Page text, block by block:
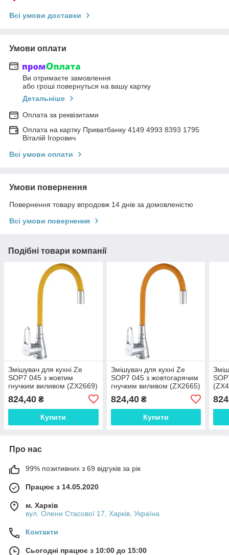
Всі умови доставки
Умови оплати
Ви отримаєте замовлення
або гроші повернуться на вашу картку
Детальніше
Оплата за реквізитами
Оплата на картку Приватбанку 4149 4993 8393 1795
Віталій Ігорович
Всі умови оплати
Умови повернення
Повернення товару впродовж 14 днів за домовленістю
Всі умови повернення
Подібні товари компанії
Змішувач для кухні Ze
SOP7 045 з жовтим
гнучким виливом (ZX2669)
824,40 ₴
Купити
Змішувач для кухні Ze
SOP7 045 з жовтогарячим
гнучким виливом (ZX2665)
824,40₴
Купити
Про нас
99% позитивних з 69 відгуків за рік
Працює з 14.05.2020
м. Харків
вул. Олени Стасової 17, Харків, Україна
Контакти
Сьогодні працює з 10:00 до 15:00